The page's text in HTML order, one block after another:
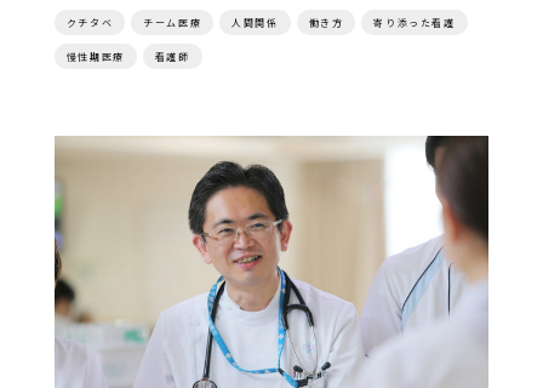
クチタベ チーム医療 人間関係 働き方 寄り添った看護
慢性期医療 看護師